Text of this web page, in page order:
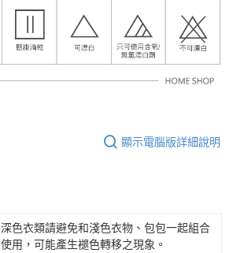
顯示電腦版詳細說明
深色衣類請避免和淺色衣物、包包一起組合
使用，可能產生褪色轉移之現象。